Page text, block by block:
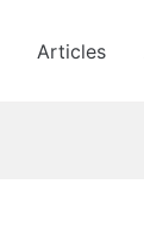
Articles